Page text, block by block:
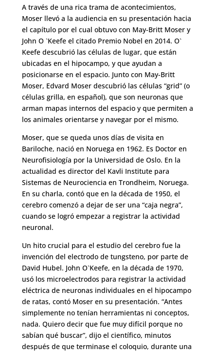
A través de una rica trama de acontecimientos,
Moser llevó a la audiencia en su presentación hacia
el capítulo por el cual obtuvo con May-Britt Moser y
John O `Keefe el citado Premio Nobel en 2014. O`
Keefe descubrió las células de lugar, que están
ubicadas en el hipocampo, y que ayudan a
posicionarse en el espacio. Junto con May-Britt
Moser, Edvard Moser descubrió las células “grid” (o
células grilla, en español), que son neuronas que
arman mapas internos del espacio y que permiten a
los animales orientarse y navegar por el mismo.
Moser, que se queda unos días de visita en
Bariloche, nació en Noruega en 1962. Es Doctor en
Neurofisiología por la Universidad de Oslo. En la
actualidad es director del Kavli Institute para
Sistemas de Neurociencia en Trondheim, Noruega.
En su charla, contó que en la década de 1950, el
cerebro comenzó a dejar de ser una “caja negra”,
cuando se logró empezar a registrar la actividad
neuronal.
Un hito crucial para el estudio del cerebro fue la
invención del electrodo de tungsteno, por parte de
David Hubel. John O`Keefe, en la década de 1970,
usó los microelectrodos para registrar la actividad
eléctrica de neuronas individuales en el hipocampo
de ratas, contó Moser en su presentación. “Antes
simplemente no tenían herramientas ni conceptos,
nada. Quiero decir que fue muy difícil porque no
sabían qué buscar”, dijo el científico, minutos
después de que terminase el coloquio, durante una